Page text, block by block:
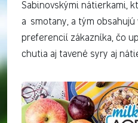
Sabinovskými nátierkami,
a smotany, a tým obsahujú
preferencií zákazníka, čo
chutia aj tavené syry aj